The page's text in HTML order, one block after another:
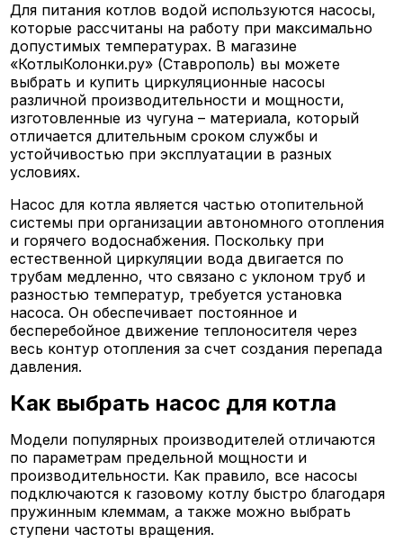
Для питания котлов водой используются насосы,
которые рассчитаны на работу при максимально
допустимых температурах. В магазине
«КотлыКолонки.ру» (Ставрополь) вы можете
выбрать и купить циркуляционные насосы
различной производительности и мощности,
изготовленные из чугуна – материала, который
отличается длительным сроком службы и
устойчивостью при эксплуатации в разных
условиях.
Насос для котла является частью отопительной
системы при организации автономного отопления
и горячего водоснабжения. Поскольку при
естественной циркуляции вода двигается по
трубам медленно, что связано с уклоном труб и
разностью температур, требуется установка
насоса. Он обеспечивает постоянное и
бесперебойное движение теплоносителя через
весь контур отопления за счет создания перепада
давления.
Как выбрать насос для котла
Модели популярных производителей отличаются
по параметрам предельной мощности и
производительности. Как правило, все насосы
подключаются к газовому котлу быстро благодаря
пружинным клеммам, а также можно выбрать
ступени частоты вращения.